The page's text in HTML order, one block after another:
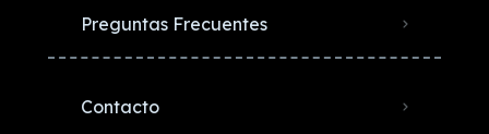
Preguntas Frecuentes
Contacto